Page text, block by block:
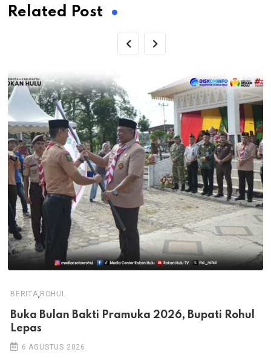
Related Post
BERITA,ROHUL
Buka Bulan Bakti Pramuka 2026, Bupati Rohul
Lepas
6 AGUSTUS 2026